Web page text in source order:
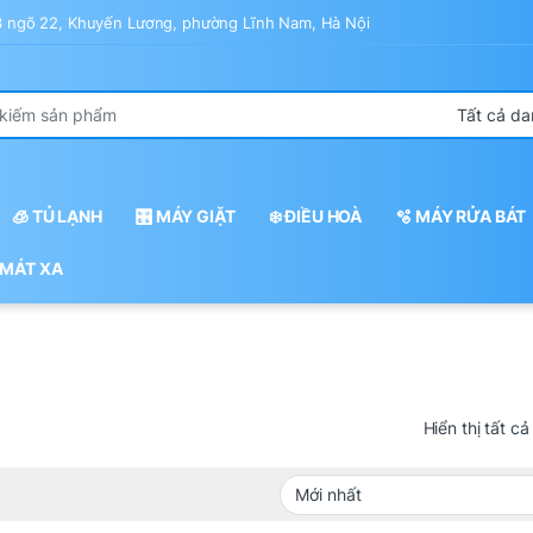
ngõ 22, Khuyến Lương, phường Lĩnh Nam, Hà Nội
🧊 TỦ LẠNH 🎛️ MÁY GIẶT ❄️ ĐIỀU HOÀ 🫧 MÁY RỬA BÁT
XA
Hiển thị tất